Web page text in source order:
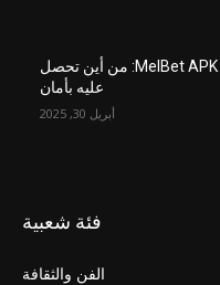
أحدث إصدار من MelBet APK: من أين تحصل
عليه بأمان
أبريل 30, 2025
فئة شعبية
الفن والثقافة